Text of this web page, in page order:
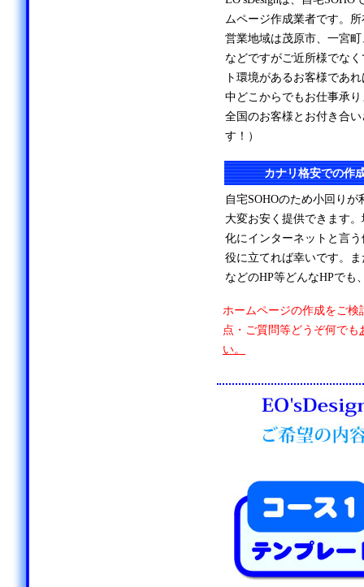
ムページ作成業者です。
営業地域は茂原市、一宮
などですがご近所様でな
ト環境があるお客様であ
中どこからでもお仕事承
全国のお客様とお付き合
す！）
カナリ格安での作
自宅SOHOのため小回り
大変お安く提供できます
化にインターネットと言
役に立てれば幸いです。
などのHP等どんなHPでも
ホームページの作成をご検
点・ご質問等どうぞ何でも
い。